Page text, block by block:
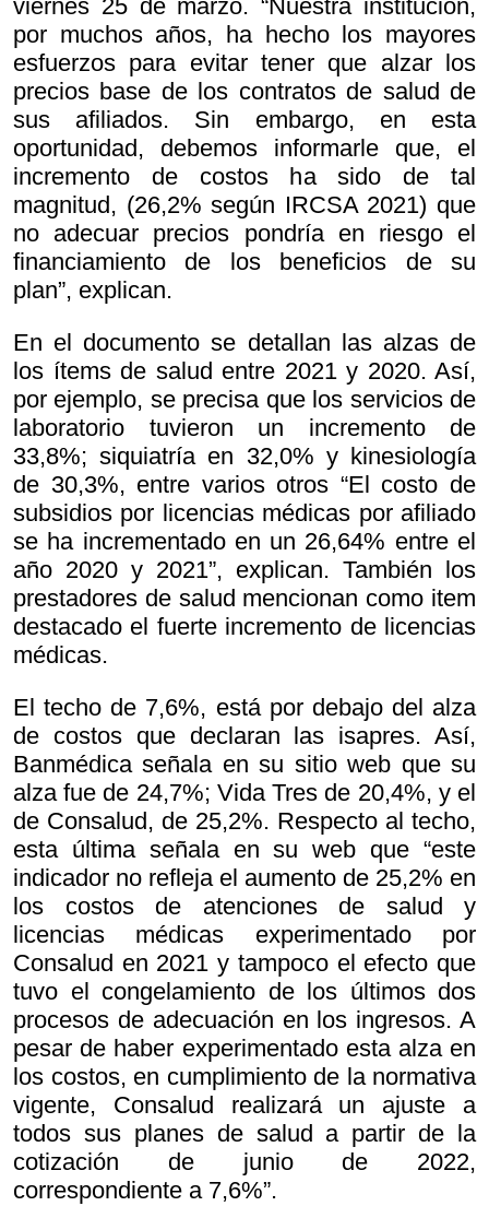
viernes 25 de marzo. “Nuestra institución,
por muchos años, ha hecho los mayores
esfuerzos para evitar tener que alzar los
precios base de los contratos de salud de
sus afiliados. Sin embargo, en esta
oportunidad, debemos informarle que, el
incremento de costos ha sido de tal
magnitud, (26,2% según IRCSA 2021) que
no adecuar precios pondría en riesgo el
financiamiento de los beneficios de su
plan”, explican.
En el documento se detallan las alzas de
los ítems de salud entre 2021 y 2020. Así,
por ejemplo, se precisa que los servicios de
laboratorio tuvieron un incremento de
33,8%; siquiatría en 32,0% y kinesiología
de 30,3%, entre varios otros “El costo de
subsidios por licencias médicas por afiliado
se ha incrementado en un 26,64% entre el
año 2020 y 2021”, explican. También los
prestadores de salud mencionan como item
destacado el fuerte incremento de licencias
médicas.
El techo de 7,6%, está por debajo del alza
de costos que declaran las isapres. Así,
Banmédica señala en su sitio web que su
alza fue de 24,7%; Vida Tres de 20,4%, y el
de Consalud, de 25,2%. Respecto al techo,
esta última señala en su web que “este
indicador no refleja el aumento de 25,2% en
los costos de atenciones de salud y
licencias médicas experimentado por
Consalud en 2021 y tampoco el efecto que
tuvo el congelamiento de los últimos dos
procesos de adecuación en los ingresos. A
pesar de haber experimentado esta alza en
los costos, en cumplimiento de la normativa
vigente, Consalud realizará un ajuste a
todos sus planes de salud a partir de la
cotización de junio de 2022,
correspondiente a 7,6%”.